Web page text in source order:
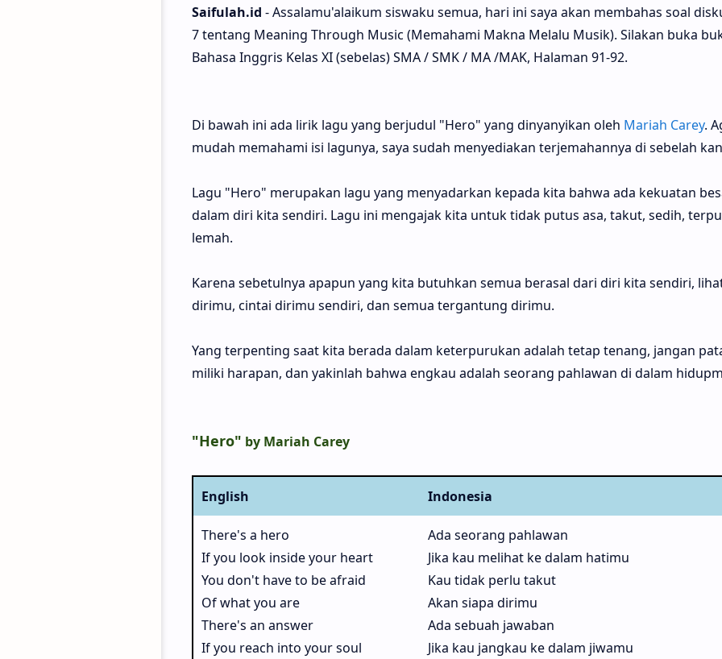
Saifulah.id - Assalamu'alaikum siswaku semua, hari ini saya akan membahas soal
7 tentang Meaning Through Music (Memahami Makna Melalu Musik). Silakan buka
Bahasa Inggris Kelas XI (sebelas) SMA / SMK / MA /MAK, Halaman 91-92.
Di bawah ini ada lirik lagu yang berjudul "Hero" yang dinyanyikan oleh Mariah Carey.
mudah memahami isi lagunya, saya sudah menyediakan terjemahannya di sebelah
Lagu "Hero" merupakan lagu yang menyadarkan kepada kita bahwa ada kekuatan
dalam diri kita sendiri. Lagu ini mengajak kita untuk tidak putus asa, takut, sedih,
lemah.
Karena sebetulnya apapun yang kita butuhkan semua berasal dari diri kita sendiri,
dirimu, cintai dirimu sendiri, dan semua tergantung dirimu.
Yang terpenting saat kita berada dalam keterpurukan adalah tetap tenang, jangan
miliki harapan, dan yakinlah bahwa engkau adalah seorang pahlawan di dalam
"Hero" by Mariah Carey
English Indonesia
There's a hero
If you look inside your heart
You don't have to be afraid
Of what you are
There's an answer
If you reach into your soul
Ada seorang pahlawan
Jika kau melihat ke dalam hatimu
Kau tidak perlu takut
Akan siapa dirimu
Ada sebuah jawaban
Jika kau jangkau ke dalam jiwamu